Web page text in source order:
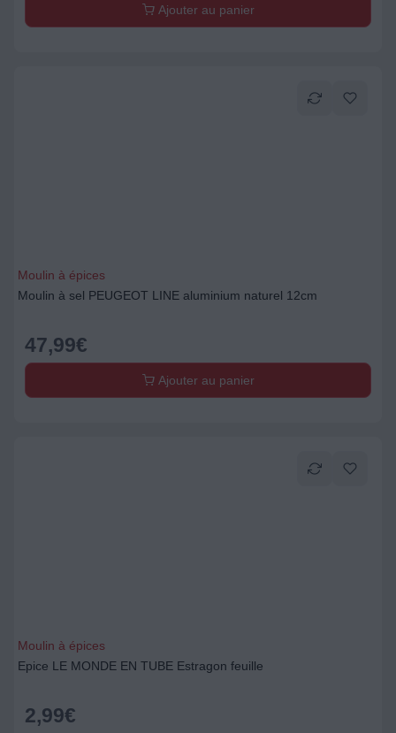
Ajouter au panier
Moulin à épices
Moulin à sel PEUGEOT LINE aluminium naturel 12cm
47,99€
Ajouter au panier
Moulin à épices
Epice LE MONDE EN TUBE Estragon feuille
2,99€